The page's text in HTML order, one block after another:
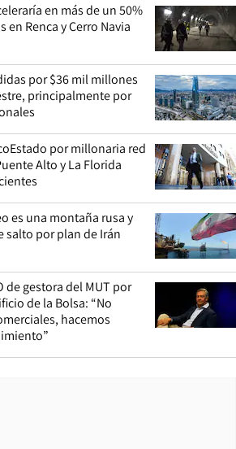
en más de un 50%
en Renca y Cerro Navia
por $36 mil millones
principalmente por
por millonaria red
Alto y La Florida
es una montaña rusa y
salto por plan de Irán
de gestora del MUT por
de la Bolsa: “No
hacemos